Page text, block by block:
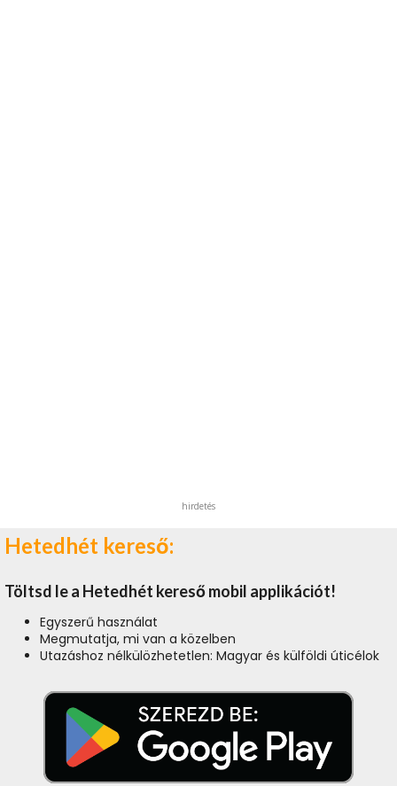
hirdetés
Hetedhét kereső:
Töltsd le a Hetedhét kereső mobil applikációt!
Egyszerű használat
Megmutatja, mi van a közelben
Utazáshoz nélkülözhetetlen: Magyar és külföldi úticélok